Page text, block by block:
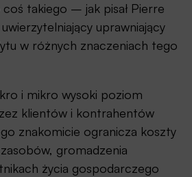
takiego – jak pisał Pierre
uprawniający
w różnych znaczeniach tego
i mikro wysoki poziom
klientów i kontrahentów
znakomicie ogranicza koszty
gromadzenia
życia gospodarczego